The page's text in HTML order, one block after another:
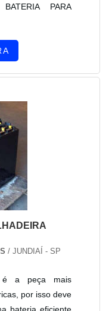
PARA
/ JUNDIAÍ - SP
é a peça mais
por isso deve